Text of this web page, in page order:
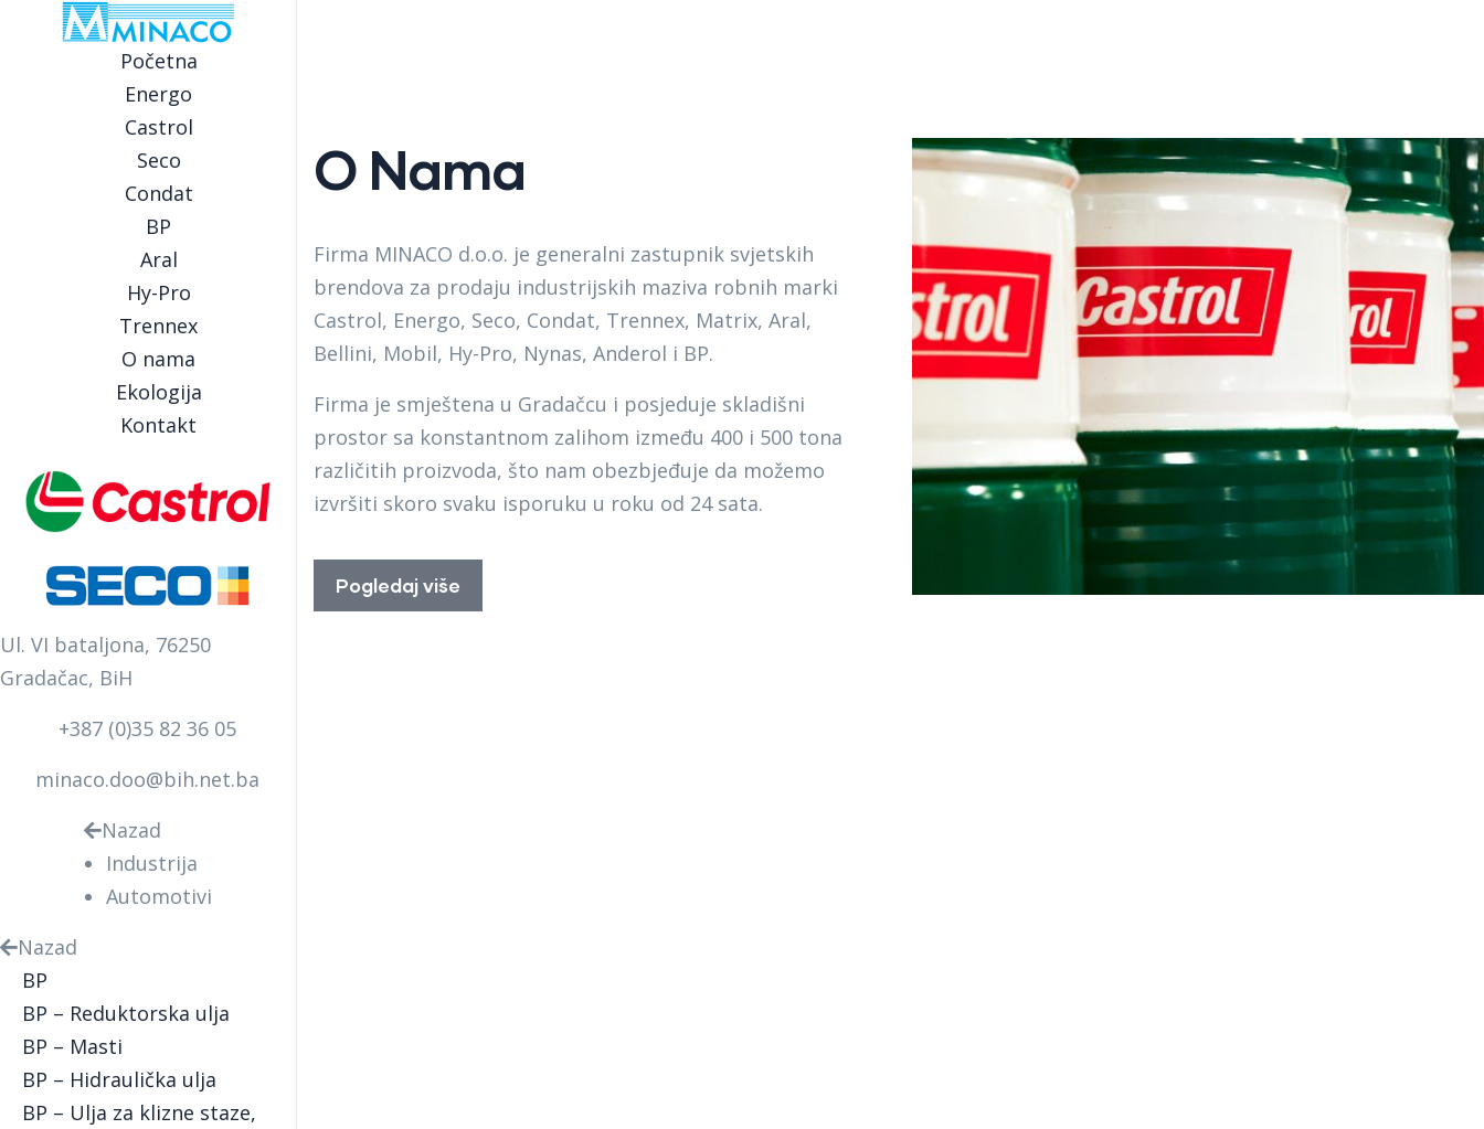
Početna
Energo
Castrol
Seco
Condat
BP
Aral
Hy-Pro
Trennex
O nama
Ekologija
Kontakt
Ul. VI bataljona, 76250
Gradačac, BiH
+387 (0)35 82 36 05
minaco.doo@bih.net.ba
Nazad
Industrija
Automotivi
Nazad
BP
BP – Reduktorska ulja
BP – Masti
BP – Hidraulička ulja
BP – Ulja za klizne staze,
O Nama
Firma MINACO d.o.o. je generalni zastupnik svjetskih
brendova za prodaju industrijskih maziva robnih marki
Castrol, Energo, Seco, Condat, Trennex, Matrix, Aral,
Bellini, Mobil, Hy-Pro, Nynas, Anderol i BP.
Firma je smještena u Gradačcu i posjeduje skladišni
prostor sa konstantnom zalihom između 400 i 500 tona
različitih proizvoda, što nam obezbjeđuje da možemo
izvršiti skoro svaku isporuku u roku od 24 sata.
Pogledaj više